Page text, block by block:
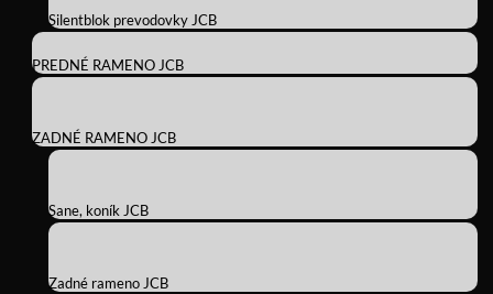
Silentblok prevodovky JCB
PREDNÉ RAMENO JCB
ZADNÉ RAMENO JCB
Sane, koník JCB
Zadné rameno JCB